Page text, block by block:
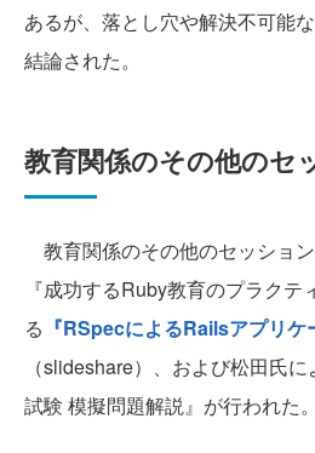
あるが、落とし穴や解決不可能
結論された。
教育関係のその他のセ
教育関係のその他のセッショ
『成功するRuby教育のプラクテ
る 『RSpecによるRailsアプリケ
（slideshare）、および松田氏
試験 模擬問題解説』が行われた。